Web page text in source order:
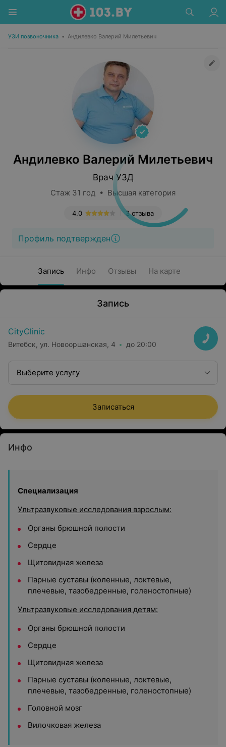
УЗИ позвоночника • Андилевко Валерий Милетьевич
Андилевко Валерий Милетьевич
Врач УЗД
Стаж 31 год • Высшая категория
3 отзыва
4.0
Профиль подтвержден
Запись Инфо Отзывы На карте
Запись
CityClinic
Витебск, ул. Новооршанская, 4 до 20:00
Выберите услугу
Записаться
Инфо
Специализация
Ультразвуковые исследования взрослым:
Органы брюшной полости
Сердце
Щитовидная железа
Парные суставы (коленные, локтевые,
плечевые, тазобедренные, голеностопные)
Ультразвуковые исследования детям:
Органы брюшной полости
Сердце
Щитовидная железа
Парные суставы (коленные, локтевые,
плечевые, тазобедренные, голеностопные)
Головной мозг
Вилочковая железа